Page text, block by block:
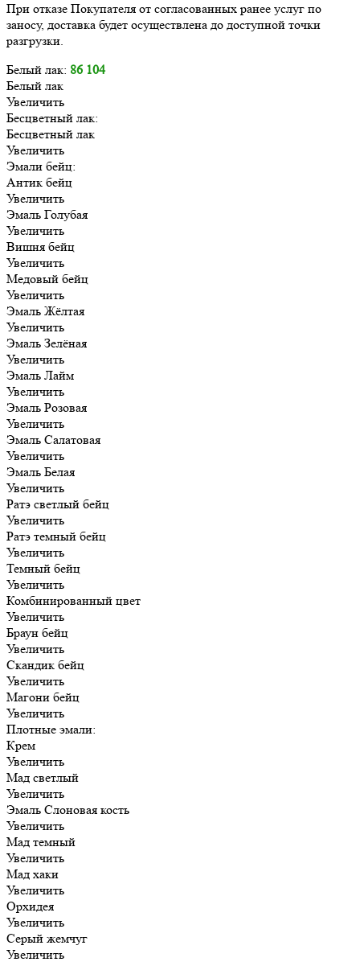
При отказе Покупателя от согласованных ранее услуг по
заносу, доставка будет осуществлена до доступной точки
разгрузки.
Белый лак: 86 104
Белый лак
Увеличить
Бесцветный лак:
Бесцветный лак
Увеличить
Эмали бейц:
Антик бейц
Увеличить
Эмаль Голубая
Увеличить
Вишня бейц
Увеличить
Медовый бейц
Увеличить
Эмаль Жёлтая
Увеличить
Эмаль Зелёная
Увеличить
Эмаль Лайм
Увеличить
Эмаль Розовая
Увеличить
Эмаль Салатовая
Увеличить
Эмаль Белая
Увеличить
Ратэ светлый бейц
Увеличить
Ратэ темный бейц
Увеличить
Темный бейц
Увеличить
Комбинированный цвет
Увеличить
Браун бейц
Увеличить
Скандик бейц
Увеличить
Магони бейц
Увеличить
Плотные эмали:
Крем
Увеличить
Мад светлый
Увеличить
Эмаль Слоновая кость
Увеличить
Мад темный
Увеличить
Мад хаки
Увеличить
Орхидея
Увеличить
Серый жемчуг
Увеличить